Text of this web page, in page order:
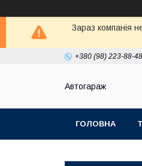
Зараз компанія
+380 (98) 223-88-48
Автогараж
ГОЛОВНА